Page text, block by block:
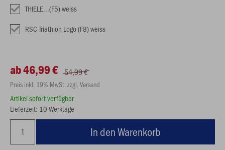
THIELE...(F5) weiss
RSC Triathlon Logo (F8) weiss
ab 46,99 € 54,99 €
Preis inkl. 19% MwSt. zzgl. Versand
Artikel sofort verfügbar
Lieferzeit: 10 Werktage
In den Warenkorb